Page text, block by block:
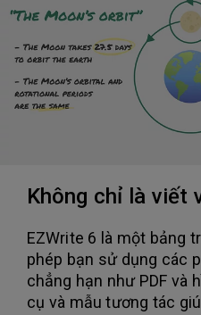
Không chỉ là viết
EZWrite 6 là một bảng
phép bạn sử dụng các
chẳng hạn như PDF và
cụ và mẫu tương tác